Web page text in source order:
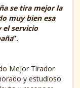
se tira mejor la
muy bien esa
el servicio
”.
Mejor Tirador
y estudioso